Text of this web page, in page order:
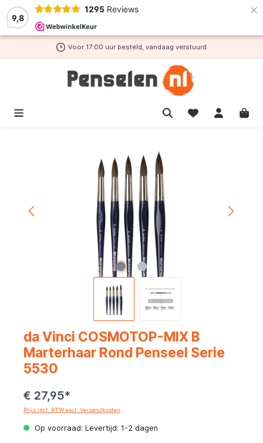
9,8
1295 Reviews ×
hoofdinhoud
Voor 17:00 uur besteld, vandaag verstuurd
da Vinci COSMOTOP-MIX B
Marterhaar Rond Penseel Serie
5530
€ 27,95*
Prijs incl. BTW excl. Verzendkosten
Op voorraad: Levertijd: 1-2 dagen